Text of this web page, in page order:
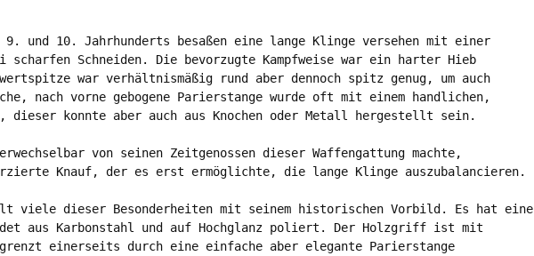
9. und 10. Jahrhunderts besaßen eine lange Klinge versehen mit einer
Schneiden. Die bevorzugte Kampfweise war ein harter Hieb
war verhältnismäßig rund aber dennoch spitz genug, um auch
nach vorne gebogene Parierstange wurde oft mit einem handlichen,
dieser konnte aber auch aus Knochen oder Metall hergestellt sein.
von seinen Zeitgenossen dieser Waffengattung machte,
Knauf, der es erst ermöglichte, die lange Klinge auszubalancieren.
viele dieser Besonderheiten mit seinem historischen Vorbild. Es hat eine
aus Karbonstahl und auf Hochglanz poliert. Der Holzgriff ist mit
einerseits durch eine einfache aber elegante Parierstange